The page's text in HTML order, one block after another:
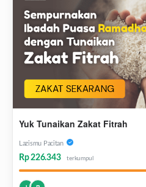
Yuk Tunaikan Zakat Fitrah
Lazismu Pacitan
Rp 226.343 terkumpul